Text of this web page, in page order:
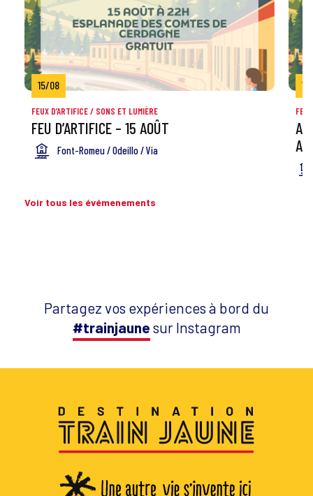
15/08
FEUX D’ARTIFICE / SONS ET LUMIÈRE
FEU D’ARTIFICE – 15 AOÛT
Font-Romeu / Odeillo / Via
Voir tous les évémenements
Partagez vos expériences à bord du
#trainjaune sur Instagram